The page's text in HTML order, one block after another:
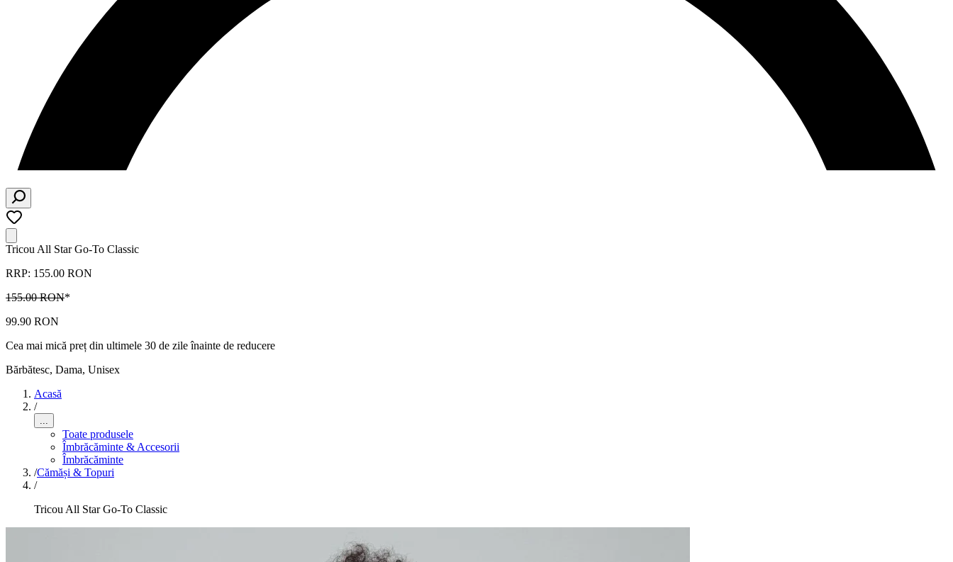
Tricou All Star Go-To Classic
RRP: 155.00 RON
155.00 RON*
99.90 RON
Cea mai mică preț din ultimele 30 de zile înainte de reducere
Bărbătesc, Dama, Unisex
Acasă
/
...
Toate produsele
Îmbrăcăminte & Accesorii
Îmbrăcăminte
/Cămăși & Topuri
/
Tricou All Star Go-To Classic